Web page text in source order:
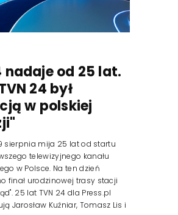
nadaje od 25 lat.
24 był
w polskiej
sierpnia mija 25 lat od startu
telewizyjnego kanału
w Polsce. Na ten dzień
finał urodzinowej trasy stacji
25 lat TVN 24 dla Press.pl
Jarosław Kuźniar, Tomasz Lis i